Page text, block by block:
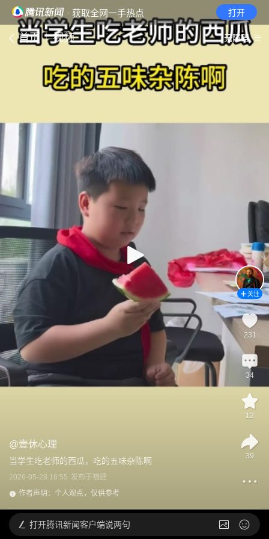
· 获取全网一手热点 打开
首页 视频 无障碍
@壹休心理
当学生吃老师的西瓜，吃的五味杂陈啊
2026-05-28 16:55 发布于福建
作者声明：个人观点，仅供参考
关注
231
34
12
39
打开腾讯新闻客户端说两句